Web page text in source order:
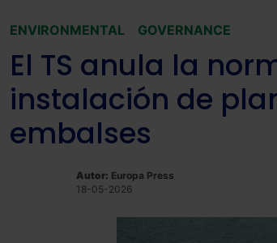
ENVIRONMENTAL GOVERNANCE
El TS anula la
instalación de
embalses
Autor: Europa Press
18-05-2026